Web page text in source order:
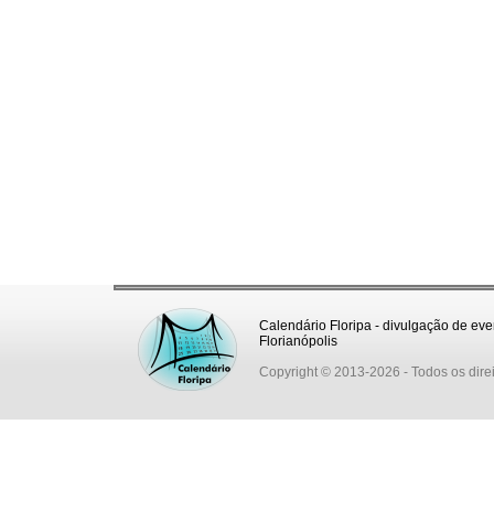
Calendário Floripa - divulgação de
Florianópolis
Copyright © 2013-2026 - Todos os